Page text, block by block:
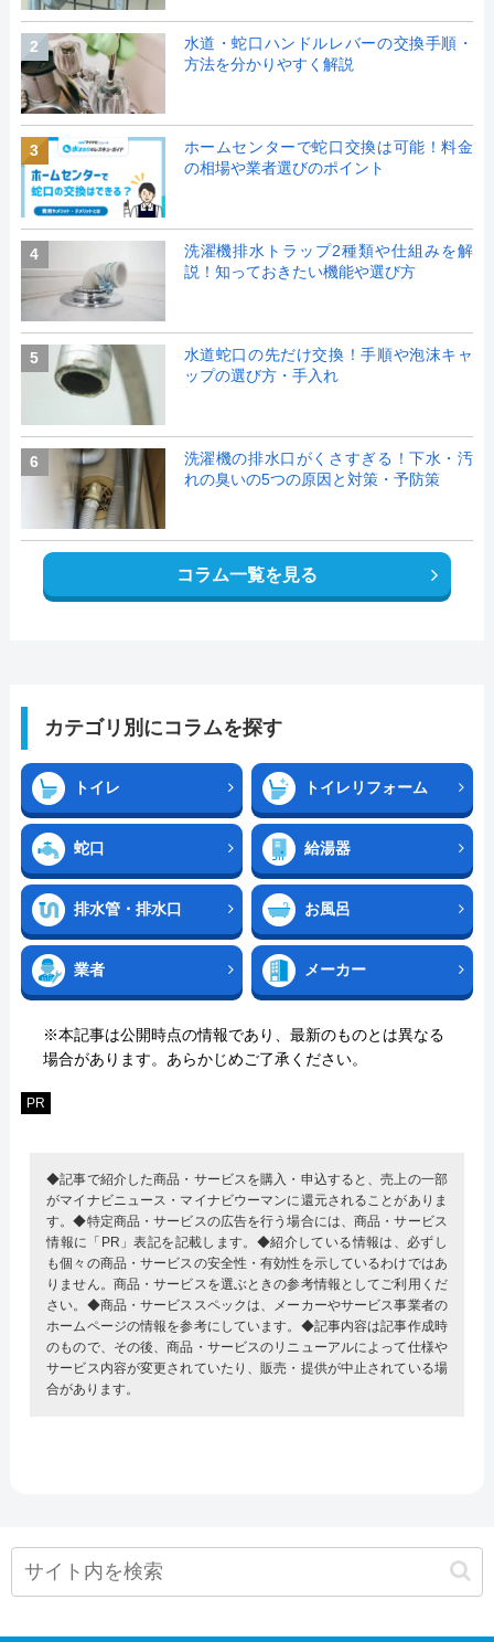
2
水道・蛇口ハンドルレバーの交換手順・
方法を分かりやすく解説
3
ホームセンターで蛇口交換は可能！料金
の相場や業者選びのポイント
4
洗濯機排水トラップ2種類や仕組みを解
説！知っておきたい機能や選び方
5
水道蛇口の先だけ交換！手順や泡沫キャ
ップの選び方・手入れ
6
洗濯機の排水口がくさすぎる！下水・汚
れの臭いの5つの原因と対策・予防策
コラム一覧を見る
カテゴリ別にコラムを探す
トイレ トイレリフォーム
蛇口 給湯器
排水管・排水口 お風呂
業者 メーカー
※本記事は公開時点の情報であり、最新のものとは異なる
場合があります。あらかじめご了承ください。
PR
◆記事で紹介した商品・サービスを購入・申込すると、売上の一部
がマイナビニュース・マイナビウーマンに還元されることがありま
す。◆特定商品・サービスの広告を行う場合には、商品・サービス
情報に「PR」表記を記載します。◆紹介している情報は、必ずし
も個々の商品・サービスの安全性・有効性を示しているわけではあ
りません。商品・サービスを選ぶときの参考情報としてご利用くだ
さい。◆商品・サービススペックは、メーカーやサービス事業者の
ホームページの情報を参考にしています。◆記事内容は記事作成時
のもので、その後、商品・サービスのリニューアルによって仕様や
サービス内容が変更されていたり、販売・提供が中止されている場
合があります。